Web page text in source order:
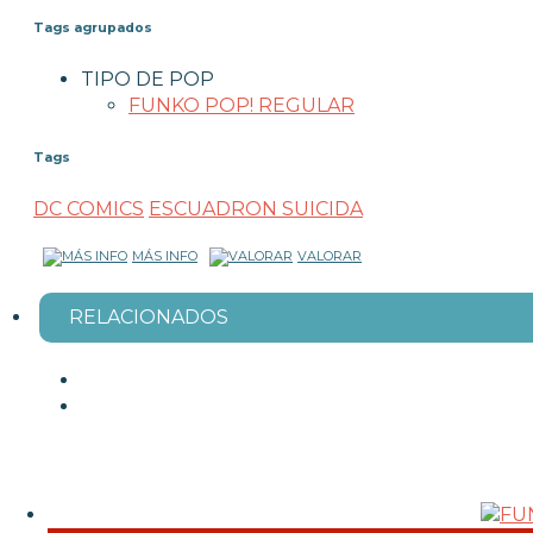
Tags agrupados
TIPO DE POP
FUNKO POP! REGULAR
Tags
DC COMICS ESCUADRON SUICIDA
MÁS INFO VALORAR
RELACIONADOS